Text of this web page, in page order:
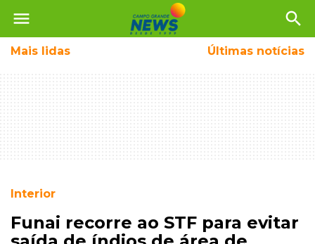
menu search
Mais lidas Últimas notícias
Interior
Funai recorre ao STF para evitar